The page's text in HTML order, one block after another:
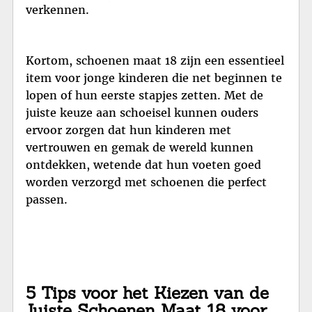
verkennen.
Kortom, schoenen maat 18 zijn een essentieel
item voor jonge kinderen die net beginnen te
lopen of hun eerste stapjes zetten. Met de
juiste keuze aan schoeisel kunnen ouders
ervoor zorgen dat hun kinderen met
vertrouwen en gemak de wereld kunnen
ontdekken, wetende dat hun voeten goed
worden verzorgd met schoenen die perfect
passen.
5 Tips voor het Kiezen van de